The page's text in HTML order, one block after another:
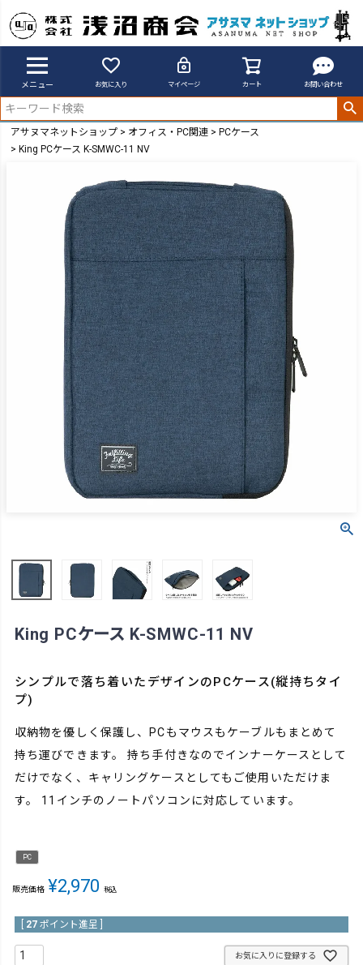
メニュー お気に入り マイページ カート お問い合わせ
アサヌマネットショップ オフィス・PC関連
PCケース
King PCケース K-SMWC-11 NV
King PCケース K-SMWC-11 NV
シンプルで落ち着いたデザインのPCケース(縦持ちタイ
プ)
収納物を優しく保護し、PCもマウスもケーブルもまとめて
持ち運びできます。 持ち手付きなのでインナーケースとして
だけでなく、キャリングケースとしてもご使用いただけま
す。 11インチのノートパソコンに対応しています。
PC
販売価格 ¥2,970 税込
27 ポイント進呈 ]
お気に入りに登録する